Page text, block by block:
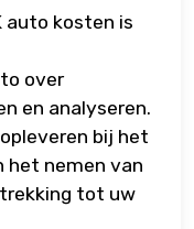
auto kosten is
over
en analyseren.
bij het
het nemen van
tot uw